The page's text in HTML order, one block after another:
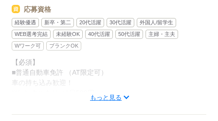
月収70～80万円稼いでいる人も。
すぐに配達件数を増やすのは
簡単ではないかもしれませんが、
地図を覚えるなどの工夫やがんばりで、
配達件数を増やしていくことができます。
また、駆け込み寺制度（安心の相談窓口）も設置して
業務・人間関係・体調・税金・プライベートの悩みま
・ネットショッピングの商品
・ふるさと納税の返礼品
・果物、野菜
・雑貨 など
首都圏を中心に、
半径1キロ～2キロ前後（1丁目～2丁目まで等）。
狭いエリアをお任せするので、
長距離運転はありません。
「もっと稼ぎたい」という方には
応募資格
経験優遇 新卒・第二 20代活躍 30代活躍
外国人/留学生
WEB選考完結
未経験OK 40代活躍 50代活躍
主婦・主夫
Wワーク可
ブランクOK
【必須】
■普通自動車免許 （AT限定可）
車の持ち込み歓迎！
■未経験OK
もっと見る